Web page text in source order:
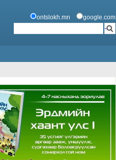
ontslokh.mn google.com